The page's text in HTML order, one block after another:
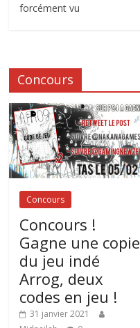
forcément vu
Concours
Concours
Concours !
Gagne une copie
du jeu indé
Arrog, deux
codes en jeu !
31 janvier 2021